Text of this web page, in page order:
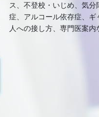
ス、不登校・いじめ、気
症、アルコール依存症、
人への接し方、専門医案内